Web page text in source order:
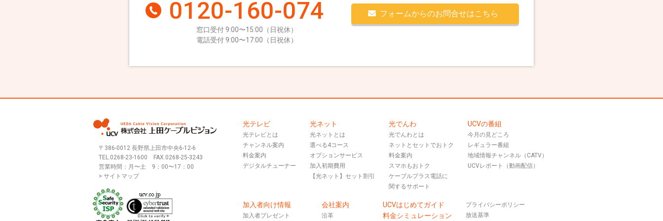
0120-160-074
窓口受付 9:00〜15:00（日祝休）
電話受付 9:00〜17:00（日祝休）
フォームからのお問合せはこちら
〒386-0012 長野県上田市中央6-12-6
TEL.0268-23-1600 FAX.0268-25-3243
営業時間：月〜土 9：00〜17：00
> サイトマップ
光テレビ
光テレビとは
チャンネル案内
料金案内
デジタルチューナー
光ネット
光ネットとは
選べる4コース
オプションサービス
加入初期費用
【光ネット】セット割引
光でんわ
光でんわとは
ネットとセットでおトク
料金案内
スマホもおトク
ケーブルプラス電話に
関するサポート
UCVの番組
今月の見どころ
レギュラー番組
地域情報チャンネル（CATV）
UCVレポート（動画配信）
加入者向け情報
加入者プレゼント
会社案内
沿革
UCVはじめてガイド
料金シミュレーション
プライバシーポリシー
放送基準